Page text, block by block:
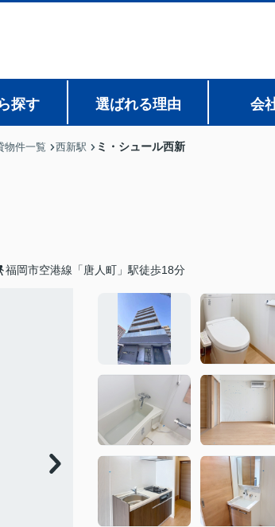
探す 選ばれる理由 会
物件一覧 西新駅 ミ・シュール西新
福岡市空港線「唐人町」駅徒歩18分